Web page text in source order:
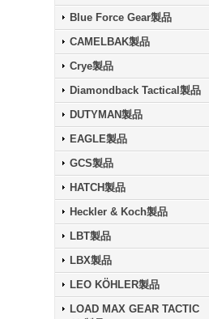
Blue Force Gear製品
CAMELBAK製品
Crye製品
Diamondback Tactical製品
DUTYMAN製品
EAGLE製品
GCS製品
HATCH製品
Heckler & Koch製品
LBT製品
LBX製品
LEO KÖHLER製品
LOAD MAX GEAR TACTIC